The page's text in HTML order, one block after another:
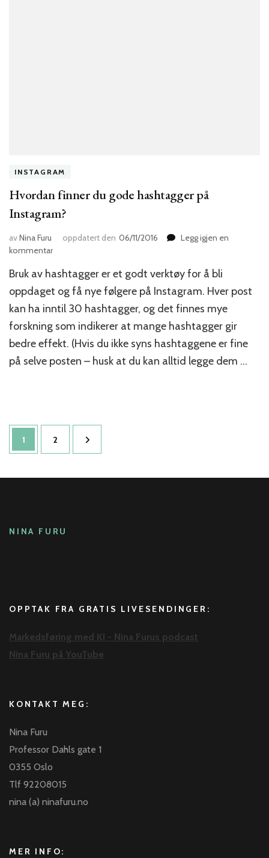
INSTAGRAM
Hvordan finner du gode hashtagger på
Instagram?
avNina Furu oppdatert den 06/11/2016
Legg igjen en
kommentartil
finner
du
gode
hashtagger
på
Instagram?
Bruk av hashtagger er et godt verktøy for å bli
oppdaget og få nye følgere på Instagram. Hver post
kan ha inntil 30 hashtagger, og det finnes mye
forskning som indikerer at mange hashtagger gir
bedre effekt. (Hvis du ikke syns hashtaggene er fine
på selve posten – husk at du kan alltid legge dem …
Sidepaginering
Side
1 Side
2
NINA FURU
OPPTAK FRA GRATIS LIVESENDINGER:
Markedsføring med KI - Nina Furus podcast
Nina Furu på YouTube
KONTAKT MEG:
Nina Furu
Professor Dahls gate 1
0355 Oslo
Tlf 92208015
nina (a) ninafuru.no
MER INFO: